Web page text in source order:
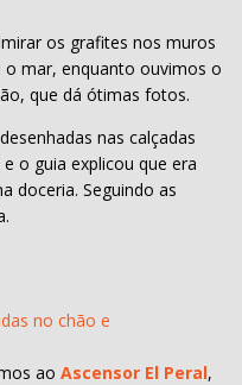
os grafites nos muros
o mar, enquanto ouvimos o
que dá ótimas fotos.
nas calçadas
o guia explicou que era
doceria. Seguindo as
no chão e
ao Ascensor El Peral,